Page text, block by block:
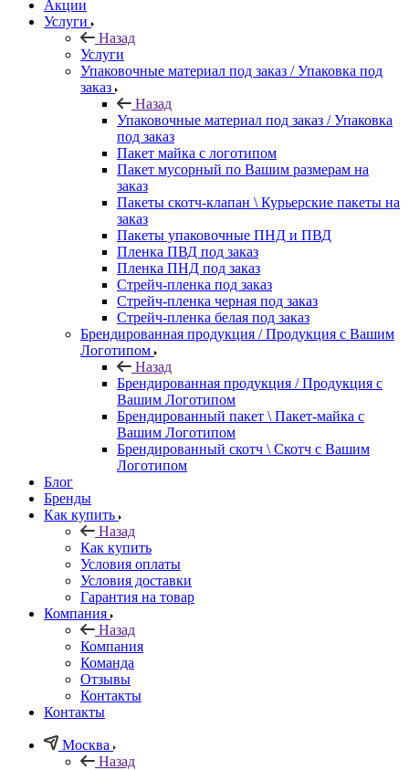
Акции
Услуги
Назад
Услуги
Упаковочные материал под заказ / Упаковка под
заказ
Назад
Упаковочные материал под заказ / Упаковка
под заказ
Пакет майка с логотипом
Пакет мусорный по Вашим размерам на
заказ
Пакеты скотч-клапан \ Курьерские пакеты на
заказ
Пакеты упаковочные ПНД и ПВД
Пленка ПВД под заказ
Пленка ПНД под заказ
Стрейч-пленка под заказ
Стрейч-пленка черная под заказ
Стрейч-пленка белая под заказ
Брендированная продукция / Продукция с Вашим
Логотипом
Назад
Брендированная продукция / Продукция с
Вашим Логотипом
Брендированный пакет \ Пакет-майка с
Вашим Логотипом
Брендированный скотч \ Скотч с Вашим
Логотипом
Блог
Бренды
Как купить
Назад
Как купить
Условия оплаты
Условия доставки
Гарантия на товар
Компания
Назад
Компания
Команда
Отзывы
Контакты
Контакты
Москва
Назад